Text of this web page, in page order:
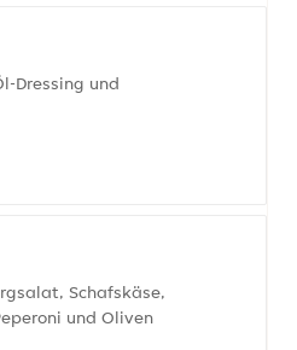
Dressing und
Schafskäse,
und Oliven